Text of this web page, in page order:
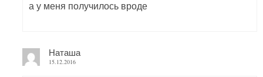
а у меня получилось вроде
Наташа
15.12.2016